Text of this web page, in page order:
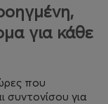
για κάθε
που
συντονίσου για